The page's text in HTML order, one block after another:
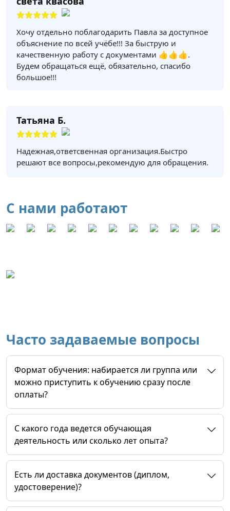
Хочу отдельно поблагодарить Павла за доступное
объяснение по всей учёбе!!! За быструю и
качественную работу с документами 👍👍👍.
Будем обращаться ещё, обязательно, спасибо
большое!!!
Татьяна Б.
Надежная,ответсвенная организация.Быстро
решают все вопросы,рекомендую для обращения.
С нами работают
Часто задаваемые вопросы
Формат обучения: набирается ли группа или
можно приступить к обучению сразу после
оплаты?
C какого года ведется обучающая
деятельность или сколько лет опыта?
Есть ли доставка документов (диплом,
удостоверение)?